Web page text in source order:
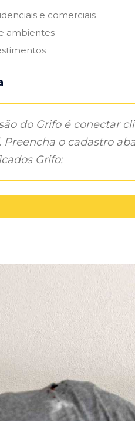
e comerciais
ambientes
do Grifo é conectar
Preencha o cadastro
Grifo: